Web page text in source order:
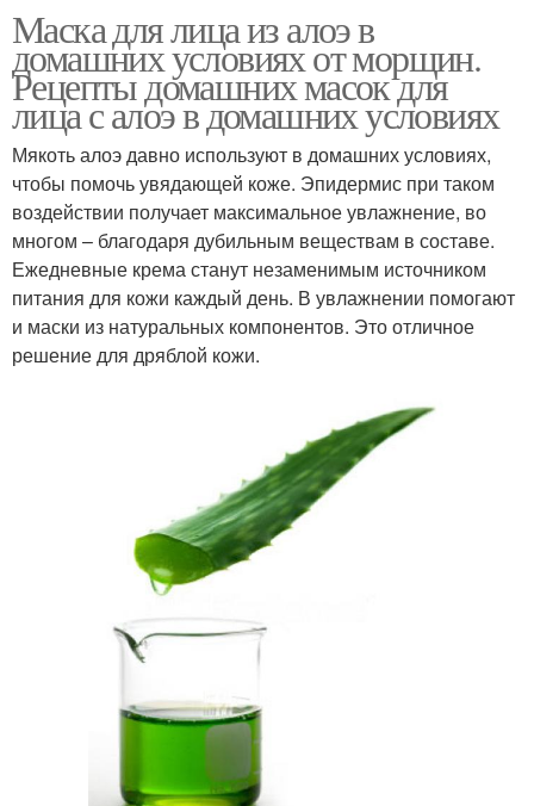
Маска для лица из алоэ в
домашних условиях от морщин.
Рецепты домашних масок для
лица с алоэ в домашних условиях
Мякоть алоэ давно используют в домашних условиях,
чтобы помочь увядающей коже. Эпидермис при таком
воздействии получает максимальное увлажнение, во
многом – благодаря дубильным веществам в составе.
Ежедневные крема станут незаменимым источником
питания для кожи каждый день. В увлажнении помогают
и маски из натуральных компонентов. Это отличное
решение для дряблой кожи.